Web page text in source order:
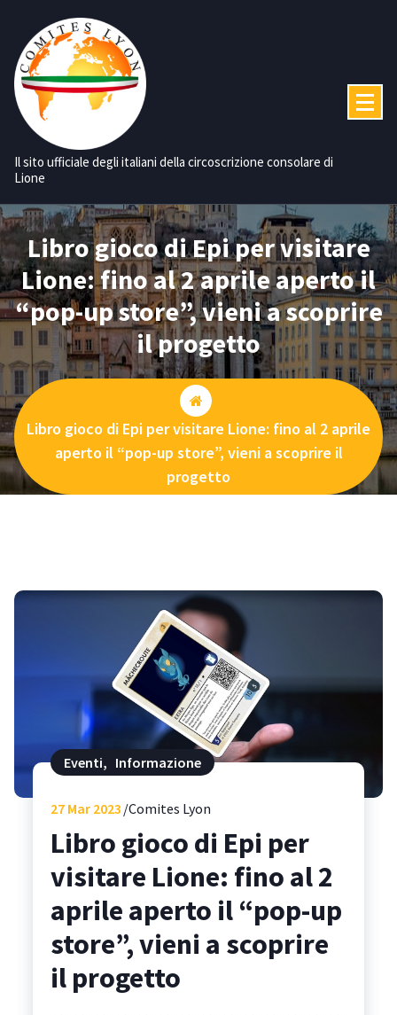
contenuto
Il sito ufficiale degli italiani della circoscrizione consolare di
Lione
Libro gioco di Epi per visitare
Lione: fino al 2 aprile aperto il
“pop-up store”, vieni a scoprire
il progetto
Libro gioco di Epi per visitare Lione: fino al 2 aprile
aperto il “pop-up store”, vieni a scoprire il
progetto
Eventi, Informazione
27Mar 2023 Comites Lyon
Libro gioco di Epi per
visitare Lione: fino al 2
aprile aperto il “pop-up
store”, vieni a scoprire
il progetto